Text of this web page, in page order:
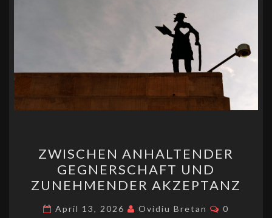
ANHALTENDER
GEGNERSCHAFT
UND
ZUNEHMENDER
ZWISCHEN ANHALTENDER
GEGNERSCHAFT UND
ZUNEHMENDER AKZEPTANZ
April 13, 2026 Ovidiu Bretan
0